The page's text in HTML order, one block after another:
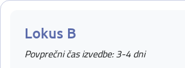
Lokus B
Povprečni čas izvedbe: 3-4 dni